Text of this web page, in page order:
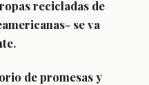
recicladas de
se va
de promesas y